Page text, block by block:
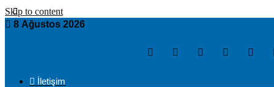
Skip to content
8 Ağustos 2026
İletişim